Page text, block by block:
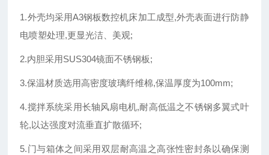
1.外壳均采用A3钢板数控机床加工成型,外壳表面进行防静
电喷塑处理,更显光洁、美观;
2.内胆采用SUS304镜面不锈钢板;
3.保温材质选用高密度玻璃纤维棉,保温厚度为100mm;
4.搅拌系统采用长轴风扇电机,耐高低温之不锈钢多翼式叶
轮,以达强度对流垂直扩散循环;
5.门与箱体之间采用双层耐高温之高张性密封条以确保测